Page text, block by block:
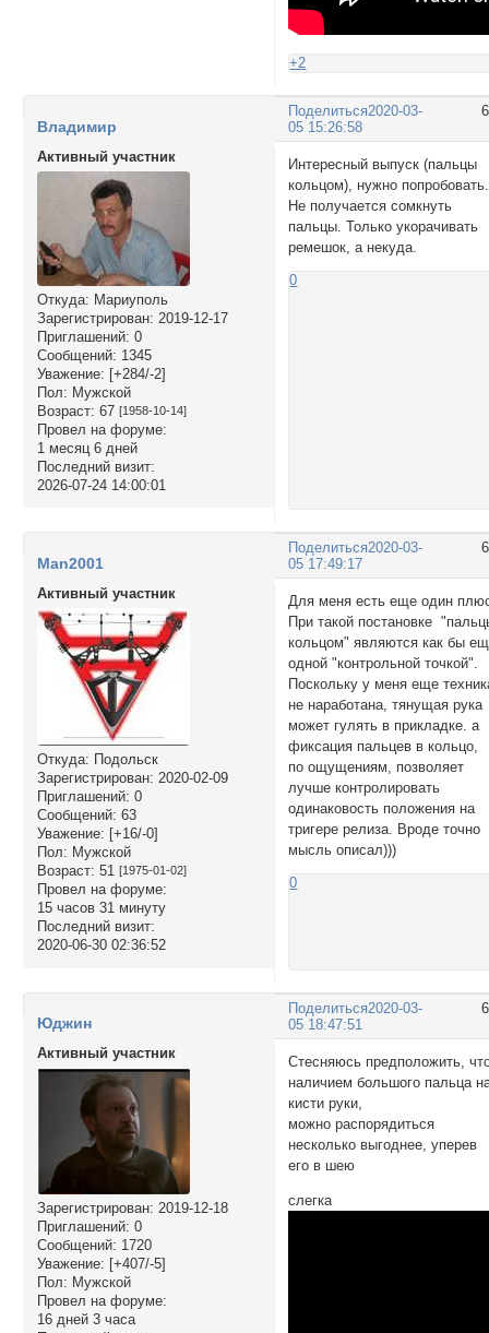
+2
Поделиться2020-03-
05 15:26:58
Владимир
Активный участник
Откуда: Мариуполь
Зарегистрирован: 2019-12-17
Приглашений: 0
Сообщений: 1345
Уважение: [+284/-2]
Пол: Мужской
Возраст: 67 [1958-10-14]
Провел на форуме:
1 месяц 6 дней
Последний визит:
2026-07-24 14:00:01
Интересный выпуск (пальцы
кольцом), нужно попробовать.
Не получается сомкнуть
пальцы. Только укорачивать
ремешок, а некуда.
0
Поделиться2020-03-
05 17:49:17
Man2001
Активный участник
Откуда: Подольск
Зарегистрирован: 2020-02-09
Приглашений: 0
Сообщений: 63
Уважение: [+16/-0]
Пол: Мужской
Возраст: 51 [1975-01-02]
Провел на форуме:
15 часов 31 минуту
Последний визит:
2020-06-30 02:36:52
Для меня есть еще один
При такой постановке
кольцом" являются как бы
одной "контрольной точкой".
Поскольку у меня еще
не наработана, тянущая рука
может гулять в прикладке. а
фиксация пальцев в кольцо,
по ощущениям, позволяет
лучше контролировать
одинаковость положения на
тригере релиза. Вроде точно
мысль описал)))
0
Поделиться2020-03-
05 18:47:51
Юджин
Активный участник
Зарегистрирован: 2019-12-18
Приглашений: 0
Сообщений: 1720
Уважение: [+407/-5]
Пол: Мужской
Провел на форуме:
16 дней 3 часа
Стесняюсь предположить,
наличием большого пальца
кисти руки,
можно распорядиться
несколько выгоднее, уперев
его в шею
слегка